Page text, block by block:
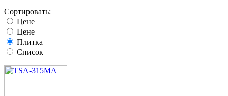
Сортировать:
Цене
Цене
Плитка
Список